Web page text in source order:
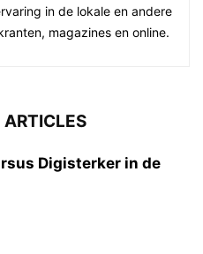
in de lokale en andere
magazines en online.
ARTICLES
Digisterker in de